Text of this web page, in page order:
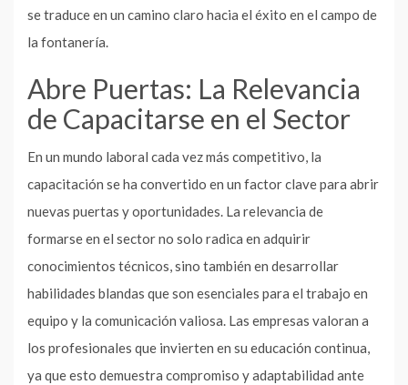
se traduce en un camino claro hacia el éxito en el campo de
la fontanería.
Abre Puertas: La Relevancia
de Capacitarse en el Sector
En un mundo laboral cada vez más competitivo, la
capacitación se ha convertido en un factor clave para abrir
nuevas puertas y oportunidades. La relevancia de
formarse en el sector no solo radica en adquirir
conocimientos técnicos, sino también en desarrollar
habilidades blandas que son esenciales para el trabajo en
equipo y la comunicación valiosa. Las empresas valoran a
los profesionales que invierten en su educación continua,
ya que esto demuestra compromiso y adaptabilidad ante